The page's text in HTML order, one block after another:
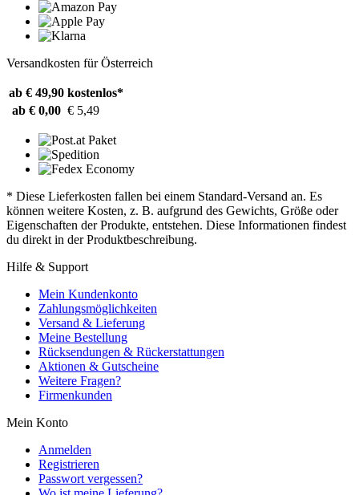
Versandkosten für Österreich
ab € 49,90 kostenlos*
ab € 0,00 € 5,49
* Diese Lieferkosten fallen bei einem Standard-Versand an. Es
können weitere Kosten, z. B. aufgrund des Gewichts, Größe oder
Eigenschaften der Produkte, entstehen. Diese Informationen findest
du direkt in der Produktbeschreibung.
Hilfe & Support
Mein Kundenkonto
Zahlungsmöglichkeiten
Versand & Lieferung
Meine Bestellung
Rücksendungen & Rückerstattungen
Aktionen & Gutscheine
Weitere Fragen?
Firmenkunden
Mein Konto
Anmelden
Registrieren
Passwort vergessen?